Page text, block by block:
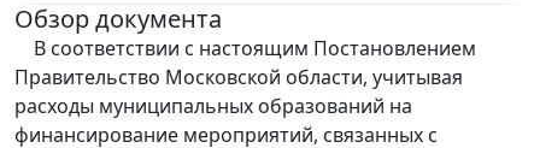
Обзор документа
В соответствии с настоящим Постановлением
Правительство Московской области, учитывая
расходы муниципальных образований на
финансирование мероприятий, связанных с